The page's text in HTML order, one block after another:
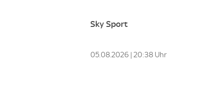
Sky Sport
05.08.2026 | 20:38 Uhr